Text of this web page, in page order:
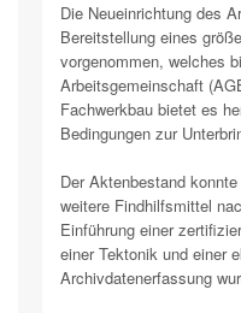
Die Neueinrichtung des
Bereitstellung eines
vorgenommen, welches
Arbeitsgemeinschaft
Fachwerkbau bietet es
Bedingungen zur
Der Aktenbestand
weitere Findhilfsmittel
Einführung einer
einer Tektonik und einer
Archivdatenerfassung